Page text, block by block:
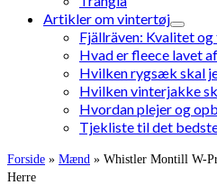
Artikler om vintertøj
Fjällräven: Kvalitet
Hvad er fleece lavet
Hvilken rygsæk skal
Hvilken vinterjakke
Hvordan plejer og
Tjekliste til det
Forside » Mænd » Whistler Montill W-
Herre